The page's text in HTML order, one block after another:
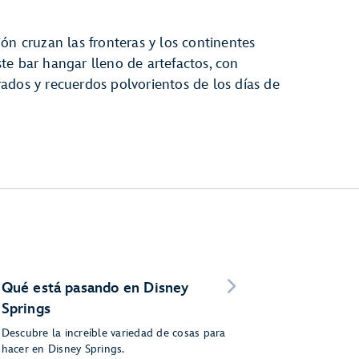
cruzan las fronteras y los continentes
bar hangar lleno de artefactos, con
y recuerdos polvorientos de los días de
Qué está pasando en Disney
Springs
Descubre la increíble variedad de cosas para
hacer en Disney Springs.